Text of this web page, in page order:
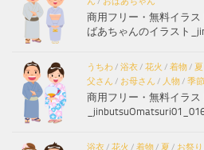
商用フリー・無料イラ
ばあちゃんのイラスト
うちわ/ 浴衣/ 花火 / 着物/ 夏
父さん / お母さん / 人物/ 季節
商用フリー・無料イラ
浴衣/ 花火 / 着物/ 夏 / お祭り